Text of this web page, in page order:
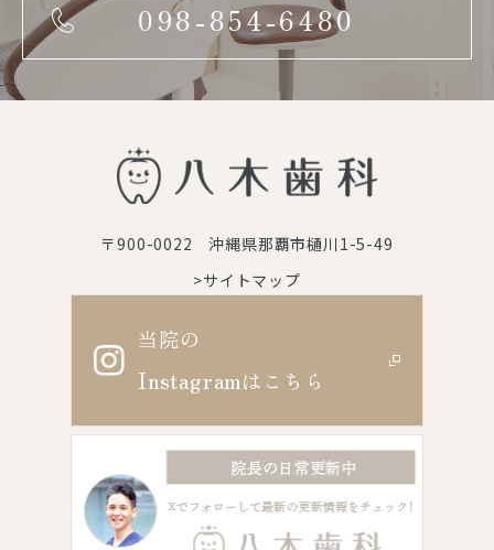
098-854-6480
〒900-0022 沖縄県那覇市樋川1-5-49
>サイトマップ
当院の
Instagramはこちら